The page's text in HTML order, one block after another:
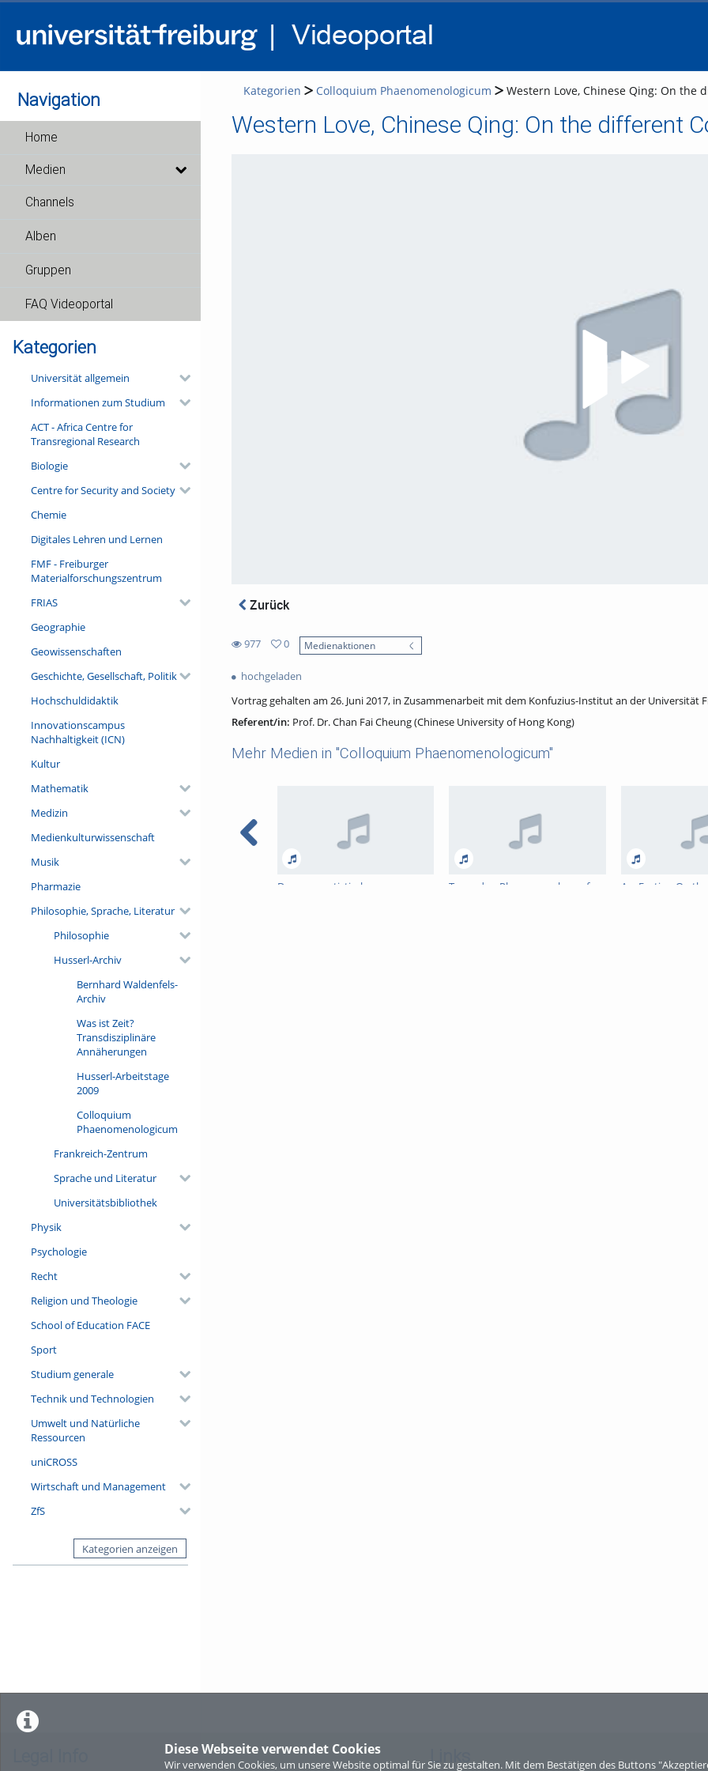
Diese Webseite verwendet Cookies
Wir verwenden Cookies, um unsere Website optimal für Sie zu gestalten. Mit dem Bestätigen des Buttons
Navigation
Home
Medien
Channels
Alben
Gruppen
FAQ Videoportal
Kategorien
Universität allgemein
Informationen zum Studium
ACT - Africa Centre for
Transregional Research
Biologie
Centre for Security and Society
Chemie
Digitales Lehren und Lernen
FMF - Freiburger
Materialforschungszentrum
FRIAS
Geographie
Geowissenschaften
Geschichte, Gesellschaft, Politik
Hochschuldidaktik
Innovationscampus
Nachhaltigkeit (ICN)
Kultur
Mathematik
Medizin
Medienkulturwissenschaft
Musik
Pharmazie
Philosophie, Sprache, Literatur
Philosophie
Husserl-Archiv
Bernhard Waldenfels-
Archiv
Was ist Zeit?
Transdisziplinäre
Annäherungen
Husserl-Arbeitstage
2009
Colloquium
Phaenomenologicum
Frankreich-Zentrum
Sprache und Literatur
Universitätsbibliothek
Physik
Psychologie
Recht
Religion und Theologie
School of Education FACE
Sport
Studium generale
Technik und Technologien
Umwelt und Natürliche
Ressourcen
uniCROSS
Wirtschaft und Management
ZfS
Kategorien anzeigen
Kategorien Colloquium Phaenomenologicum Western Love, Chinese Qing: On the
Western Love, Chinese Qing: On the different
Zurück
977
views
0
favorites
Medienaktionen
hochgeladen
Vortrag gehalten am 26. Juni 2017, in Zusammenarbeit mit dem Konfuzius-Institut an der Universität
Referent/in: Prof. Dr. Chan Fai Cheung (Chinese University of Hong Kong)
Mehr Medien in "Colloquium Phaenomenologicum"
Das pragmatistische
Towards a Phenomenology of
Ars Erotica: On the
Links